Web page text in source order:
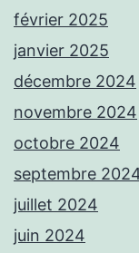
février 2025
janvier 2025
décembre 2024
novembre 2024
octobre 2024
septembre
juillet 2024
juin 2024